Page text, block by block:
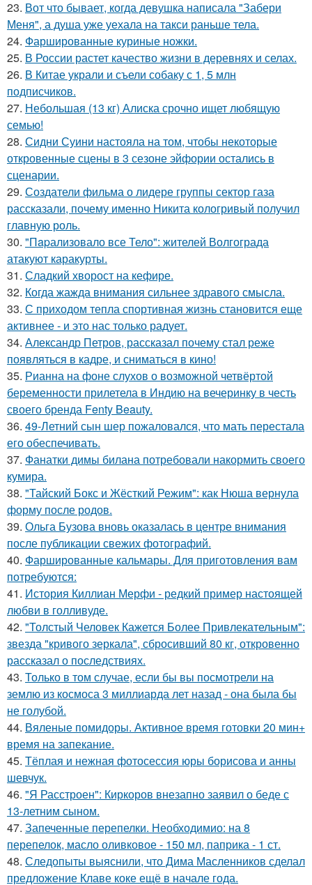
23. Вот что бывает, когда девушка написала "Забери
Меня", а душа уже уехала на такси раньше тела.
24. Фаршированные куриные ножки.
25. В России растет качество жизни в деревнях и селах.
26. В Китае украли и съели собаку с 1, 5 млн
подписчиков.
27. Небольшая (13 кг) Алиска срочно ищет любящую
семью!
28. Сидни Суини настояла на том, чтобы некоторые
откровенные сцены в 3 сезоне эйфории остались в
сценарии.
29. Создатели фильма о лидере группы сектор газа
рассказали, почему именно Никита кологривый получил
главную роль.
30. "Пapализовало все Тело": жителей Волгограда
атакуют каракурты.
31. Сладкий хворост на кефире.
32. Когда жажда внимания сильнее здравого смысла.
33. С приходом тепла спортивная жизнь становится еще
активнее - и это нас только радует.
34. Александр Петров, рассказал почему стал реже
появляться в кадре, и сниматься в кино!
35. Рианна на фоне слухов о возможной четвёртой
беременности прилетела в Индию на вечеринку в честь
своего бренда Fenty Beauty.
36. 49-Летний сын шер пожаловался, что мать перестала
его обеспечивать.
37. Фанатки димы билана потребовали накормить своего
кумира.
38. "Тайский Бокс и Жёсткий Режим": как Нюша вернула
форму после родов.
39. Ольга Бузова вновь оказалась в центре внимания
после публикации свежих фотографий.
40. Фаршированные кальмары. Для приготовления вам
потребуются:
41. История Киллиан Мерфи - редкий пример настоящей
любви в голливуде.
42. "Толстый Человек Кажется Более Привлекательным":
звезда "кривого зеркала", сбросивший 80 кг, откровенно
рассказал о последствиях.
43. Только в том случае, если бы вы посмотрели на
землю из космоса 3 миллиарда лет назад - она была бы
не голубой.
44. Вяленые помидоры. Активное время готовки 20 мин+
время на запекание.
45. Тёплая и нежная фотосессия юры борисова и анны
шевчук.
46. "Я Расстроен": Киркоров внезапно заявил о беде с
13-летним сыном.
47. Запеченные перепелки. Необходимио: на 8
перепелок, масло оливковое - 150 мл, паприка - 1 ст.
48. Следопыты выяснили, что Дима Масленников сделал
предложение Клаве коке ещё в начале года.